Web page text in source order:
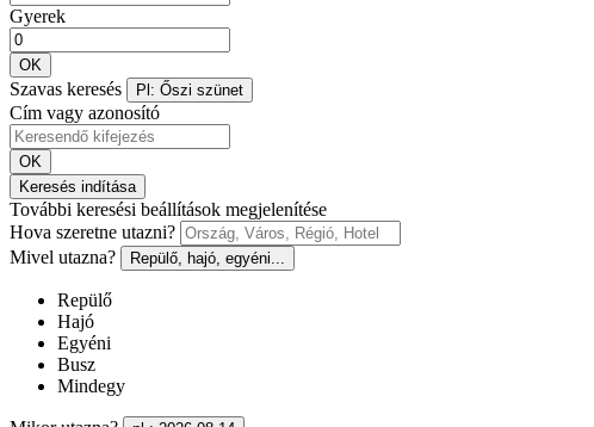
Gyerek
OK
Szavas keresés Pl: Őszi szünet
Cím vagy azonosító
OK
Keresés indítása
További keresési beállítások megjelenítése
Hova szeretne utazni?
Mivel utazna?
Repülő, hajó, egyéni...
Repülő
Hajó
Egyéni
Busz
Mindegy